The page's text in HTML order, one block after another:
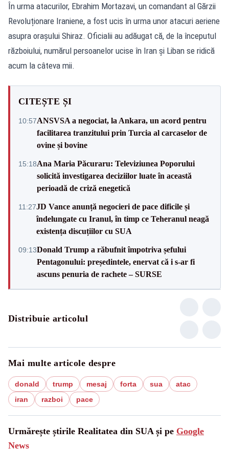
În urma atacurilor, Ebrahim Mortazavi, un comandant al Gărzii
Revoluționare Iraniene, a fost ucis în urma unor atacuri aeriene
asupra orașului Shiraz. Oficialii au adăugat că, de la începutul
războiului, numărul persoanelor ucise în Iran și Liban se ridică
acum la câteva mii.
CITEȘTE ȘI
10:57ANSVSA a negociat, la Ankara, un acord pentru
facilitarea tranzitului prin Turcia al carcaselor de
ovine și bovine
15:18Ana Maria Păcuraru: Televiziunea Poporului
solicită investigarea deciziilor luate în această
perioadă de criză enegetică
11:27JD Vance anunță negocieri de pace dificile și
îndelungate cu Iranul, în timp ce Teheranul neagă
existența discuțiilor cu SUA
09:13Donald Trump a răbufnit împotriva șefului
Pentagonului: președintele, enervat că i s-ar fi
ascuns penuria de rachete – SURSE
Distribuie articolul
Mai multe articole despre
donald trump mesaj forta sua
atac
iran
razboi pace
Urmărește știrile Realitatea din SUA și pe Google
News